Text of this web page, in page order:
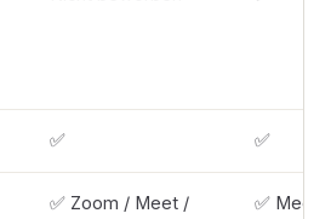
✅ ✅
✅ Zoom / Meet /
✅ Meet